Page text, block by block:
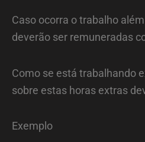
Caso ocorra o trabalho
deverão ser remuneradas
Como se está trabalhando
sobre estas horas extras
Exemplo